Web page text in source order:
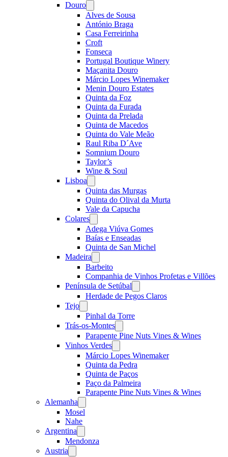
Douro
menu
Alves de Sousa
António Braga
Casa Ferreirinha
Croft
Fonseca
Portugal Boutique Winery
Maçanita Douro
Márcio Lopes Winemaker
Menin Douro Estates
Quinta da Foz
Quinta da Furada
Quinta da Prelada
Quinta de Macedos
Quinta do Vale Meão
Raul Riba D´Ave
Somnium Douro
Taylor’s
Wine & Soul
Lisboa
menu
Quinta das Murgas
Quinta do Olival da Murta
Vale da Capucha
Colares
menu
Adega Viúva Gomes
Baías e Enseadas
Quinta de San Michel
Madeira
menu
Barbeito
Companhia de Vinhos Profetas e Villões
Península de Setúbal
menu
Herdade de Pegos Claros
Tejo
menu
Pinhal da Torre
Trás-os-Montes
menu
Parapente Pine Nuts Vines & Wines
Vinhos Verdes
menu
Márcio Lopes Winemaker
Quinta da Pedra
Quinta de Paços
Paço da Palmeira
Parapente Pine Nuts Vines & Wines
Alemanha
menu
Mosel
Nahe
Argentina
menu
Mendonza
Austria